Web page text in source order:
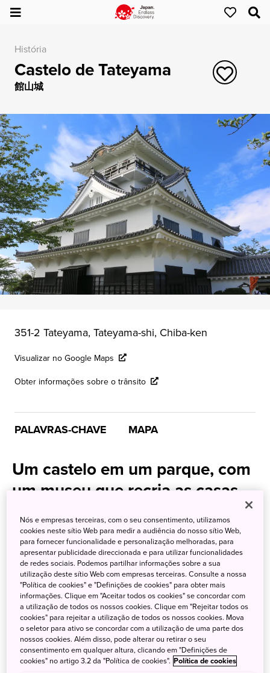
História
Castelo de Tateyama
館山城
351-2 Tateyama, Tateyama-shi, Chiba-ken
Visualizar no Google Maps
Obter informações sobre o trânsito
PALAVRAS-CHAVE MAPA
Um castelo em um parque, com
um museu que recria as casas
tradicionais da região de Awa
O Castelo de Tateyama fica emChiba
, no alto de uma
colina de 66 metros no Parque Shiroyama. Este local
histórico oferece uma vista maravilhosa da área rural ao
redor.
Informações gerais
O castelo atual é baseado no Castelo Maruoka, já que
não existem registros de seu projeto original
Nós e empresas terceiras, com o seu consentimento, utilizamos
cookies neste sítio Web para medir a audiência do nosso sítio Web,
para fornecer funcionalidade e personalização melhoradas, para
apresentar publicidade direccionada e para utilizar funcionalidades
de redes sociais. Podemos partilhar informações sobre a sua
utilização deste sítio Web com empresas terceiras. Consulte a nossa
"Política de cookies" e "Definições de cookies" para obter mais
informações. Clique em "Aceitar todos os cookies" se concordar com
a utilização de todos os nossos cookies. Clique em "Rejeitar todos os
cookies" para rejeitar a utilização de todos os nossos cookies. Mova
o seletor para ativo se concordar com a utilização de uma parte dos
nossos cookies. Além disso, pode alterar ou retirar o seu
consentimento em qualquer altura, clicando em "Definições de
cookies" no artigo 3.2 da "Política de cookies". Política de cookies